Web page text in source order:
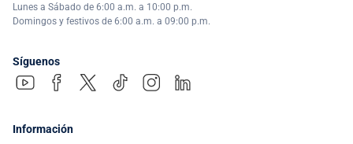
Lunes a Sábado de 6:00 a.m. a 10:00 p.m.
Domingos y festivos de 6:00 a.m. a 09:00 p.m.
Síguenos
Información